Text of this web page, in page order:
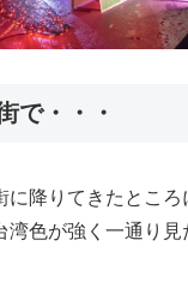
で・・・
に降りてきたとこ
湾色が強く一通り